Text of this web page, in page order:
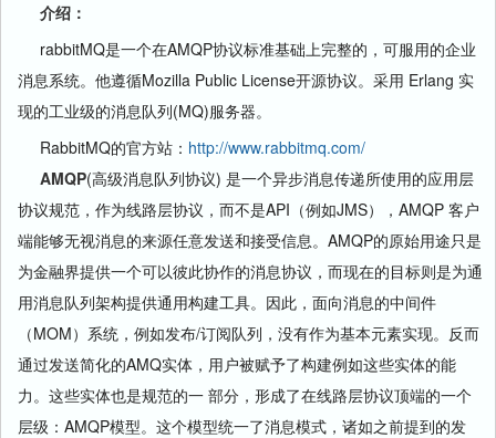
介绍：
rabbitMQ是一个在AMQP协议标准基础上完整的，可服用的企业
消息系统。他遵循Mozilla Public License开源协议。采用 Erlang 实
现的工业级的消息队列(MQ)服务器。
RabbitMQ的官方站： http://www.rabbitmq.com/
AMQP(高级消息队列协议) 是一个异步消息传递所使用的应用层
协议规范，作为线路层协议，而不是API（例如JMS），AMQP 客户
端能够无视消息的来源任意发送和接受信息。AMQP的原始用途只是
为金融界提供一个可以彼此协作的消息协议，而现在的目标则是为通
用消息队列架构提供通用构建工具。因此，面向消息的中间件
（MOM）系统，例如发布/订阅队列，没有作为基本元素实现。反而
通过发送简化的AMQ实体，用户被赋予了构建例如这些实体的能
力。这些实体也是规范的一 部分，形成了在线路层协议顶端的一个
层级：AMQP模型。这个模型统一了消息模式，诸如之前提到的发